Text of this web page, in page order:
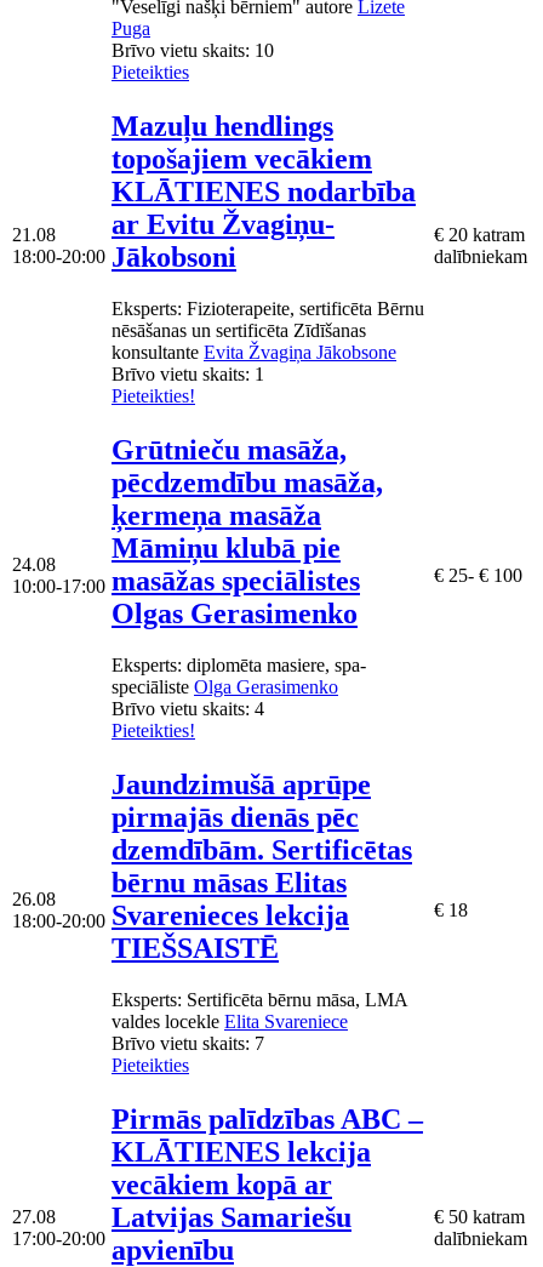
"Veselīgi našķi bērniem" autore Lizete
Puga
Brīvo vietu skaits: 10
Pieteikties
21.08
18:00-20:00
Mazuļu hendlings
topošajiem vecākiem
KLĀTIENES nodarbība
ar Evitu Žvagiņu-
Jākobsoni
Eksperts: Fizioterapeite, sertificēta Bērnu
nēsāšanas un sertificēta Zīdīšanas
konsultante Evita Žvagiņa Jākobsone
Brīvo vietu skaits: 1
Pieteikties!
€ 20 katram
dalībniekam
24.08
10:00-17:00
Grūtnieču masāža,
pēcdzemdību masāža,
ķermeņa masāža
Māmiņu klubā pie
masāžas speciālistes
Olgas Gerasimenko
Eksperts: diplomēta masiere, spa-
speciāliste Olga Gerasimenko
Brīvo vietu skaits: 4
Pieteikties!
€ 25- € 100
26.08
18:00-20:00
Jaundzimušā aprūpe
pirmajās dienās pēc
dzemdībām. Sertificētas
bērnu māsas Elitas
Svarenieces lekcija
TIEŠSAISTĒ
Eksperts: Sertificēta bērnu māsa, LMA
valdes locekle Elita Svareniece
Brīvo vietu skaits: 7
Pieteikties
€ 18
27.08
17:00-20:00
Pirmās palīdzības ABC –
KLĀTIENES lekcija
vecākiem kopā ar
Latvijas Samariešu
apvienību
€ 50 katram
dalībniekam